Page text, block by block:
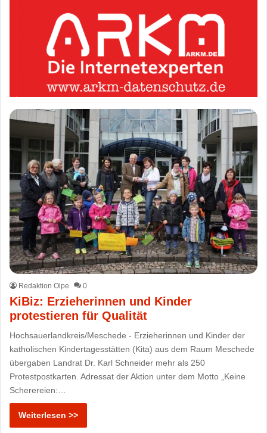
Redaktion Olpe 0
KiBiz: Erzieherinnen und Kinder
protestieren für Qualität
Hochsauerlandkreis/Meschede - Erzieherinnen und Kinder der
katholischen Kindertagesstätten (Kita) aus dem Raum Meschede
übergaben Landrat Dr. Karl Schneider mehr als 250
Protestpostkarten. Adressat der Aktion unter dem Motto „Keine
Scherereien:…
Weiterlesen >>